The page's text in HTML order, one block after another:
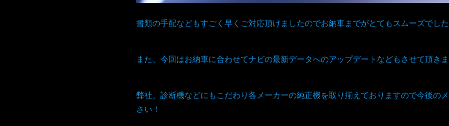
書類の手配などもすごく早くご対応頂けましたのでお納車までがとてもスムーズでし
また、今回はお納車に合わせてナビの最新データへのアップデートなどもさせて頂き
弊社、診断機などにもこだわり各メーカーの純正機を取り揃えておりますので今後の
さい！